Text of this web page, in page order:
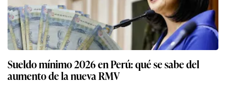
Sueldo mínimo 2026 en Perú: qué se sabe del
aumento de la nueva RMV